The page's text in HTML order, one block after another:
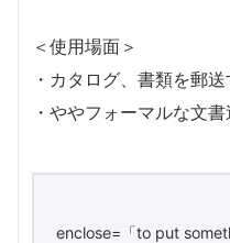
＜使用場面＞
・カタログ、書類を郵
・ややフォーマルな文
enclose=「to put